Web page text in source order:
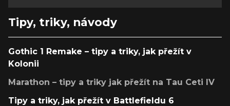
Tipy, triky, návody
Gothic 1 Remake – tipy a triky, jak přežít v
Kolonii
Marathon – tipy a triky jak přežít na Tau Ceti IV
Tipy a triky, jak přežít v Battlefieldu 6